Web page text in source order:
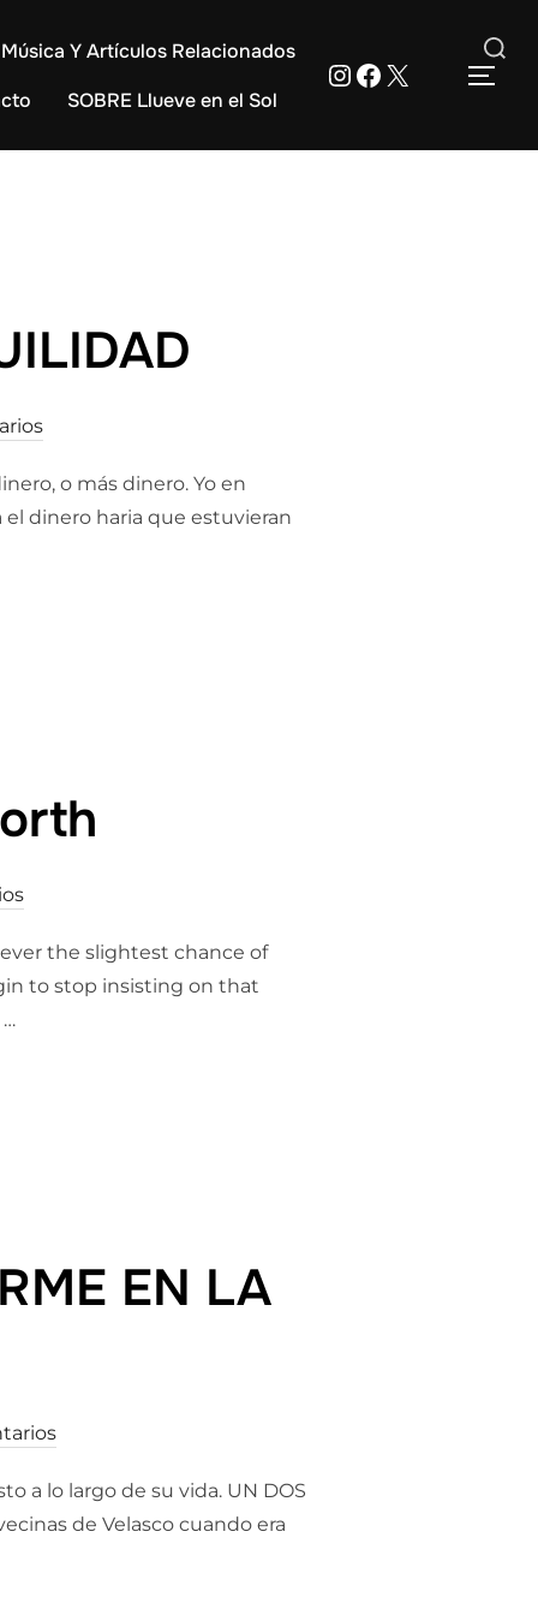
Música Y Artículos Relacionados
SOBRE Llueve en el Sol
Instagram
Facebook
X Buscar:
o más dinero. Yo en
el dinero haria que estuvieran
the slightest chance of
to stop insisting on that
EN LA
a lo largo de su vida. UN DOS
de Velasco cuando era